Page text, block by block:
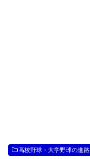
高校野球・大学野球の進路